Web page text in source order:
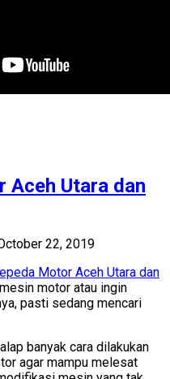
Aceh Utara dan
22, 2019
Motor Aceh Utara dan
motor atau ingin
pasti sedang mencari
banyak cara dilakukan
agar mampu melesat